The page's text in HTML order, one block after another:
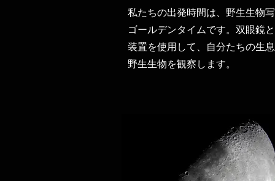
私たちの出発時間は、野生生物
ゴールデンタイムです。双眼鏡
装置を使用して、自分たちの生
野生生物を観察します。